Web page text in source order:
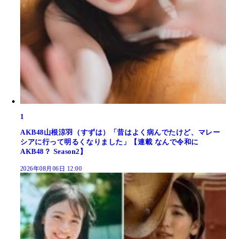
1
AKB48山根涼羽（すずは）「昔はよく病んでたけど、マレー
シアに行って明るくなりました」【連載 なんで令和に
AKB48？ Season2】
2026年08月06日 12:00